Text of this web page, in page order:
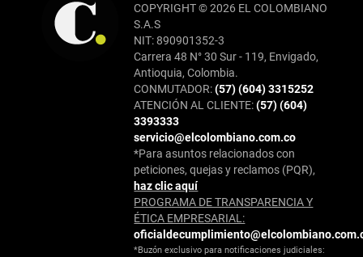
COPYRIGHT © 2026 EL COLOMBIANO
S.A.S
NIT: 890901352-3
Carrera 48 N° 30 Sur - 119, Envigado,
Antioquia, Colombia.
CONMUTADOR:(57) (604) 3315252
ATENCIÓN AL CLIENTE:(57) (604)
3393333
servicio@elcolombiano.com.co
*Para asuntos relacionados con
peticiones, quejas y reclamos (PQR),
haz clic aquí
PROGRAMA DE TRANSPARENCIA Y
ÉTICA EMPRESARIAL:
*Buzón exclusivo para notificaciones judiciales: